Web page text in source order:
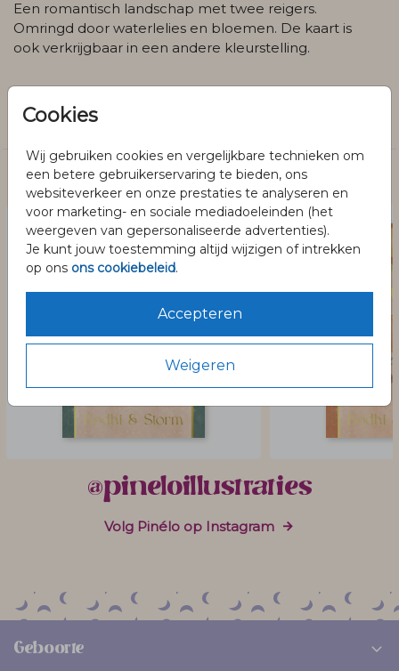
Cookies
Wij gebruiken cookies en vergelijkbare technieken om
een betere gebruikerservaring te bieden, ons
websiteverkeer en onze prestaties te analyseren en
voor marketing- en sociale mediadoeleinden (het
weergeven van gepersonaliseerde advertenties).
Je kunt jouw toestemming altijd wijzigen of intrekken
op ons ons cookiebeleid.
Accepteren
Weigeren
Een romantisch landschap met twee reigers.
Omringd door waterlelies en bloemen. De kaart is
ook verkrijgbaar in een andere kleurstelling.
Trouwkaarten
Dit vind je misschien ook leuk
@pineloillustraties
Volg Pinélo op Instagram
Geboorte